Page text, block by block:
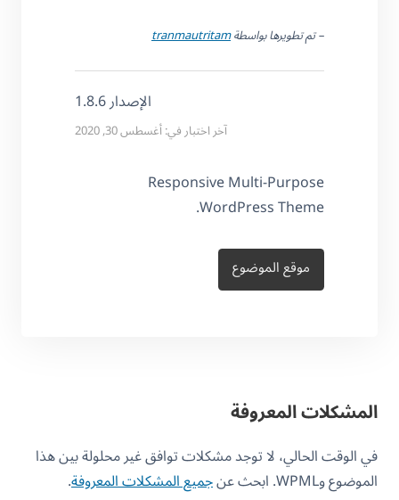
– تم تطويرها بواسطةtranmautritam
الإصدار 1.8.6
آخر اختبار في: أغسطس 30, 2020
Responsive Multi-Purpose
WordPress Theme.
موقع الموضوع
المشكلات المعروفة
في الوقت الحالي، لا توجد مشكلات توافق غير محلولة بين هذا
الموضوع وWPML. ابحث عن
جميع المشكلات المعروفة.